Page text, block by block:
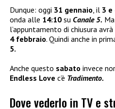
Dunque: oggi 31 gennaio , il 3
onda alle 14:10 su Canale 5.
l’appuntamento di chiusura
4 febbraio. Quindi anche in
5.
Anche questo sabato invece
Endless Love c’è Tradimento.
Dove vederlo in TV e